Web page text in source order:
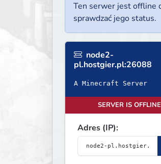
Ten serwer jest offline
sprawdzać jego status.
node2-
pl.hostgier.pl:26088
A Minecraft Server
SERVER IS OFFLINE
Adres (IP):